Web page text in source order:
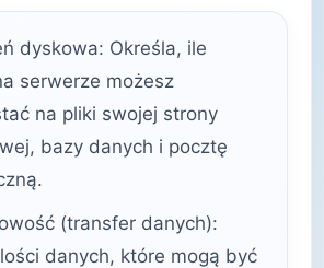
dyskowa: Określa, ile
serwerze możesz
na pliki swojej strony
bazy danych i pocztę
(transfer danych):
danych, które mogą być